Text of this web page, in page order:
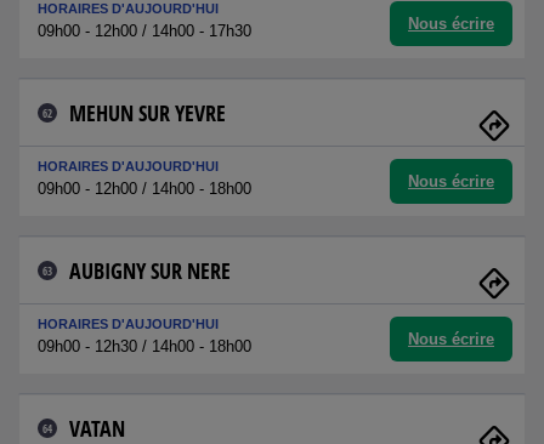
HORAIRES D'AUJOURD'HUI
09h00 - 12h00 / 14h00 - 17h30 Nous écrire
62 MEHUN SUR YEVRE
HORAIRES D'AUJOURD'HUI
09h00 - 12h00 / 14h00 - 18h00 Nous écrire
63 AUBIGNY SUR NERE
HORAIRES D'AUJOURD'HUI
09h00 - 12h30 / 14h00 - 18h00 Nous écrire
64 VATAN